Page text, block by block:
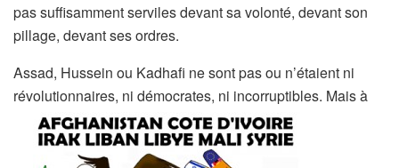
pas suffisamment serviles devant sa volonté, devant son
pillage, devant ses ordres.
Assad, Hussein ou Kadhafi ne sont pas ou n’étaient ni
révolutionnaires, ni démocrates, ni incorruptibles. Mais à